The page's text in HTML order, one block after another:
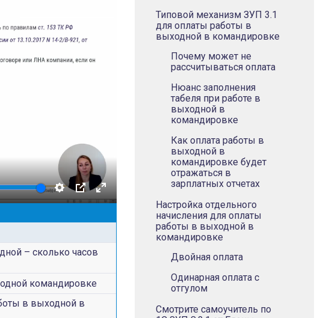
– сколько часов
командировке
в выходной в
Типовой механизм ЗУП 3.1
для оплаты работы в
выходной в командировке
Почему может не
рассчитываться оплата
Нюанс заполнения
табеля при работе в
выходной в
командировке
Как оплата работы в
выходной в
командировке будет
отражаться в
зарплатных отчетах
Настройка отдельного
начисления для оплаты
работы в выходной в
командировке
Двойная оплата
Одинарная оплата с
отгулом
Смотрите самоучитель по